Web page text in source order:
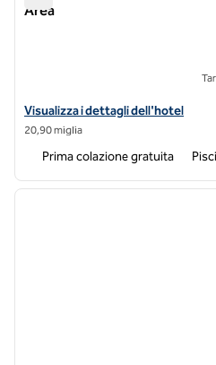
Area
Visualizza i dettagli dell'hotel per
Visualizza i dettagli dell'hotel
20,90 miglia
Prima colazione gratuita
1 di 12